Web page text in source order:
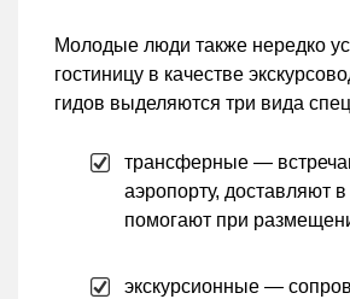
Молодые люди также нередко
гостиницу в качестве
гидов выделяются три вида
трансферные —
аэропорту, доставляют в
помогают при
экскурсионные —